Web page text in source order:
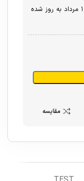
قیمت محصولات سایت امروز ،دوشنبه ۱۹ مرداد به روز شده
مقایسه